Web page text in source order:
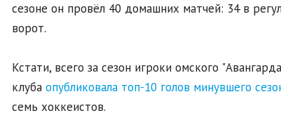
сезоне он провёл 40 домашних матчей: 34 в
ворот.
Кстати, всего за сезон игроки омского
клуба опубликовала топ-10 голов минувшего
семь хоккеистов.